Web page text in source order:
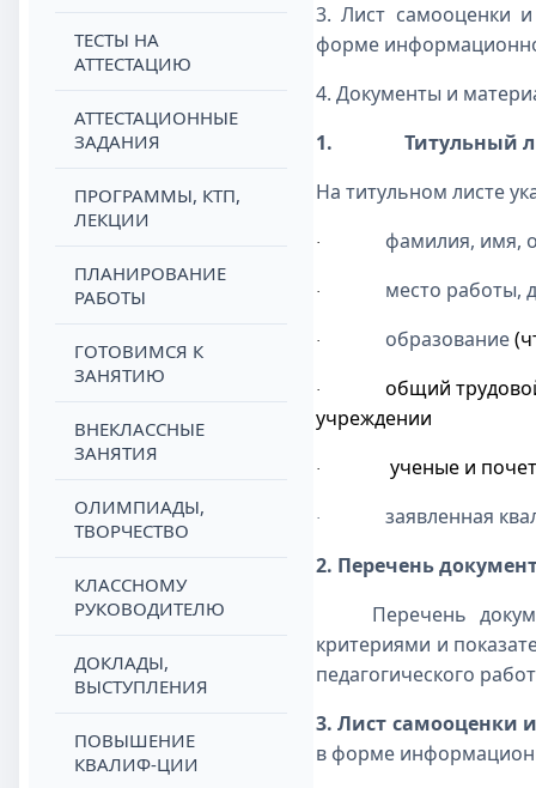
ТЕСТЫ НА
АТТЕСТАЦИЮ
АТТЕСТАЦИОННЫЕ
ЗАДАНИЯ
ПРОГРАММЫ, КТП,
ЛЕКЦИИ
ПЛАНИРОВАНИЕ
РАБОТЫ
ГОТОВИМСЯ К
ЗАНЯТИЮ
ВНЕКЛАССНЫЕ
ЗАНЯТИЯ
ОЛИМПИАДЫ,
ТВОРЧЕСТВО
КЛАССНОМУ
РУКОВОДИТЕЛЮ
ДОКЛАДЫ,
ВЫСТУПЛЕНИЯ
ПОВЫШЕНИЕ
КВАЛИФ-ЦИИ
3. Лист самооценки и
форме
4. Документы и
1.
Титульный
На титульном листе
· фамилия, имя,
· место работы,
· образование
·
общий
учреждении
· ученые и
·
заявленная
2. Перечень
Перечень
критериями и
педагогического
3. Лист самооценки
в форме